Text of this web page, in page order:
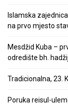
Islamska
na prvo mjesto
Mesdžid Kuba –
odredište bh.
Tradicionalna, 23.
Poruka reisul-